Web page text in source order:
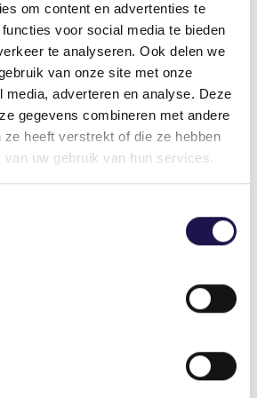
om content en advertenties te
voor social media te bieden
te analyseren. Ook delen we
van onze site met onze
media, adverteren en analyse. Deze
gegevens combineren met andere
ze heeft verstrekt of die ze hebben
uw gebruik van hun services.
Roemer om te zorgen
en betaalbare huisvesting.
minister geconstateerd:
krijgen dan wel hun volledige
geen dak boven hun hoofd.”
woningmarkt, waarin ook
jarenlang op een
het onrealistisch te verwachten
kunnen vinden voor een
500 euro per maand. Het
moeten oplossen, worden
de grillen van de markt en in